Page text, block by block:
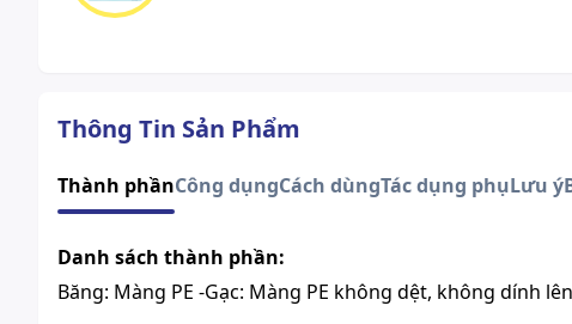
Thông Tin Sản Phẩm
Thành phầnCông dụngCách dùngTác dụng phụLưu ý
Danh sách thành phần:
Băng: Màng PE -Gạc: Màng PE không dệt, không dính